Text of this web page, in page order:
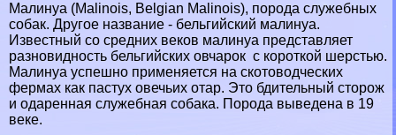
Малинуа (Malinois, Belgian Malinois), порода служебных
собак. Другое название - бельгийский малинуа.
Известный со средних веков малинуа представляет
разновидность бельгийских овчарок с короткой шерстью.
Малинуа успешно применяется на скотоводческих
фермах как пастух овечьих отар. Это бдительный сторож
и одаренная служебная собака. Порода выведена в 19
веке.